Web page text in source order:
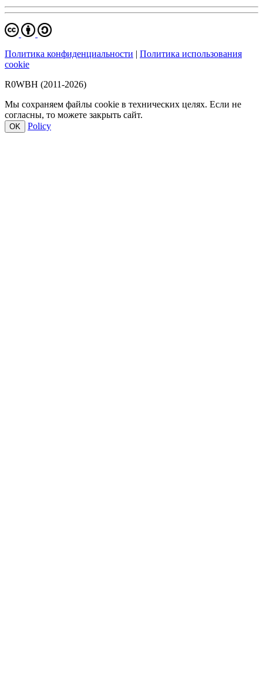
Политика конфиденциальности | Политика использования
cookie
R0WBH (2011-2026)
Мы сохраняем файлы cookie в технических целях. Если не
согласны, то можете закрыть сайт.
OK Policy